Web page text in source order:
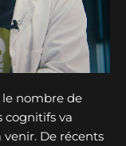
le nombre de
cognitifs va
De récents